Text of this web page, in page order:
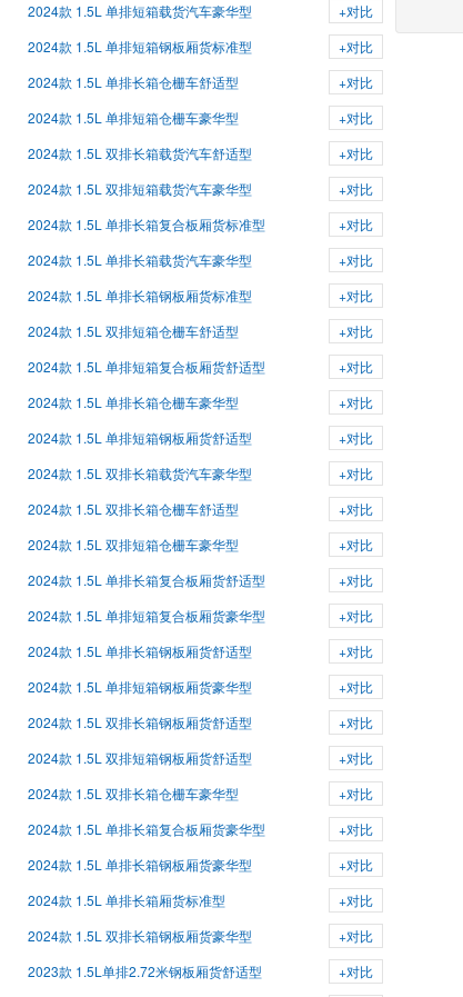
+对比
2024款 1.5L 单排短箱载货汽车豪华型
+对比
2024款 1.5L 单排短箱钢板厢货标准型
+对比
2024款 1.5L 单排长箱仓栅车舒适型
+对比
2024款 1.5L 单排短箱仓栅车豪华型
+对比
2024款 1.5L 双排长箱载货汽车舒适型
+对比
2024款 1.5L 双排短箱载货汽车豪华型
+对比
2024款 1.5L 单排长箱复合板厢货标准型
+对比
2024款 1.5L 单排长箱载货汽车豪华型
+对比
2024款 1.5L 单排长箱钢板厢货标准型
+对比
2024款 1.5L 双排短箱仓栅车舒适型
+对比
2024款 1.5L 单排短箱复合板厢货舒适型
+对比
2024款 1.5L 单排长箱仓栅车豪华型
+对比
2024款 1.5L 单排短箱钢板厢货舒适型
+对比
2024款 1.5L 双排长箱载货汽车豪华型
+对比
2024款 1.5L 双排长箱仓栅车舒适型
+对比
2024款 1.5L 双排短箱仓栅车豪华型
+对比
2024款 1.5L 单排长箱复合板厢货舒适型
+对比
2024款 1.5L 单排短箱复合板厢货豪华型
+对比
2024款 1.5L 单排长箱钢板厢货舒适型
+对比
2024款 1.5L 单排短箱钢板厢货豪华型
+对比
2024款 1.5L 双排长箱钢板厢货舒适型
+对比
2024款 1.5L 双排短箱钢板厢货舒适型
+对比
2024款 1.5L 双排长箱仓栅车豪华型
+对比
2024款 1.5L 单排长箱复合板厢货豪华型
+对比
2024款 1.5L 单排长箱钢板厢货豪华型
+对比
2024款 1.5L 单排长箱厢货标准型
+对比
2024款 1.5L 双排长箱钢板厢货豪华型
+对比
2023款 1.5L单排2.72米钢板厢货舒适型